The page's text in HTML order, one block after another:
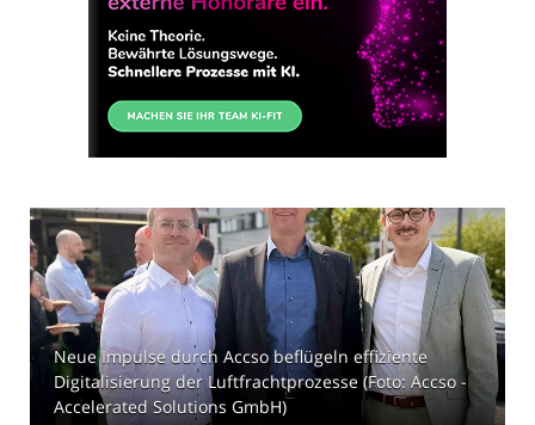
Neue Impulse durch Accso beflügeln effiziente
Digitalisierung der Luftfrachtprozesse (Foto: Accso -
Accelerated Solutions GmbH)